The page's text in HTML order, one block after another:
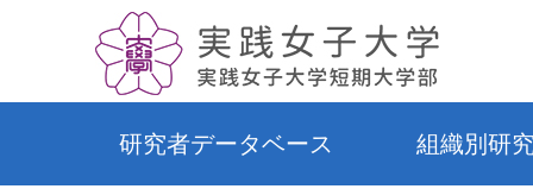
研究者データベース 組織別研